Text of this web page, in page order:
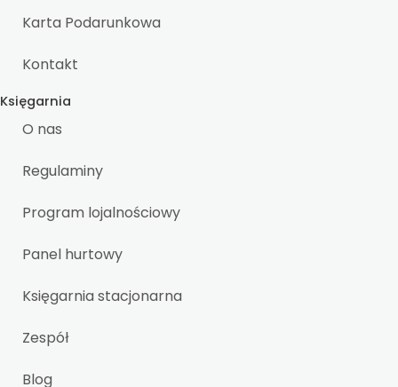
Karta Podarunkowa
Kontakt
Księgarnia
O nas
Regulaminy
Program lojalnościowy
Panel hurtowy
Księgarnia stacjonarna
Zespół
Blog